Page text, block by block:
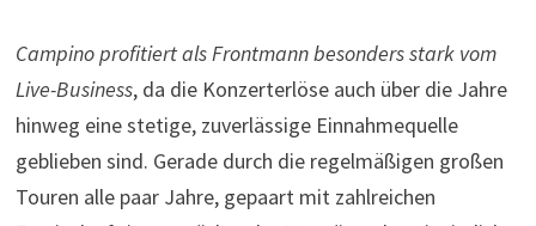
Campino profitiert als Frontmann besonders stark vom
Live-Business, da die Konzerterlöse auch über die Jahre
hinweg eine stetige, zuverlässige Einnahmequelle
geblieben sind. Gerade durch die regelmäßigen großen
Touren alle paar Jahre, gepaart mit zahlreichen